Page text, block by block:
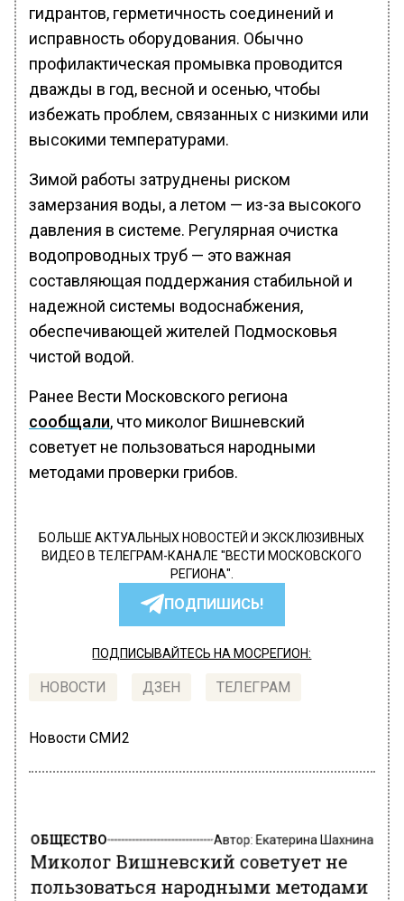
гидрантов, герметичность соединений и
исправность оборудования. Обычно
профилактическая промывка проводится
дважды в год, весной и осенью, чтобы
избежать проблем, связанных с низкими или
высокими температурами.
Зимой работы затруднены риском
замерзания воды, а летом — из-за высокого
давления в системе. Регулярная очистка
водопроводных труб — это важная
составляющая поддержания стабильной и
надежной системы водоснабжения,
обеспечивающей жителей Подмосковья
чистой водой.
Ранее Вести Московского региона
сообщали, что миколог Вишневский
советует не пользоваться народными
методами проверки грибов.
БОЛЬШЕ АКТУАЛЬНЫХ НОВОСТЕЙ И ЭКСКЛЮЗИВНЫХ
ВИДЕО В ТЕЛЕГРАМ-КАНАЛЕ "ВЕСТИ МОСКОВСКОГО
РЕГИОНА".
ПОДПИШИСЬ!
ПОДПИСЫВАЙТЕСЬ НА МОСРЕГИОН:
НОВОСТИ ДЗЕН ТЕЛЕГРАМ
Новости СМИ2
ОБЩЕСТВО Автор: Екатерина Шахнина
Миколог Вишневский советует не
пользоваться народными методами